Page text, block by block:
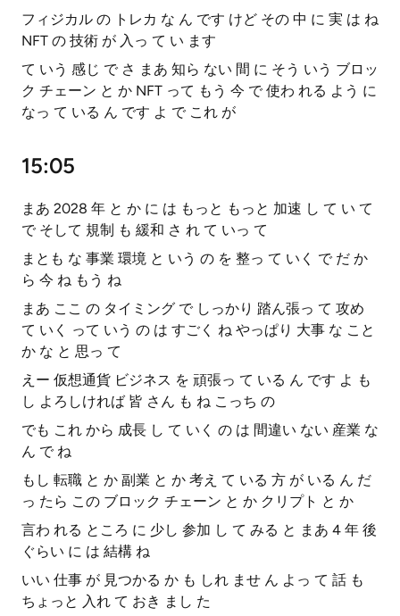
フィジカル の トレカ な ん です けど その 中 に 実 は ね
NFT の 技術 が 入っ て い ます
て いう 感じ で さ まあ 知ら ない 間 に そう いう ブロッ
ク チェーン と か NFT って もう 今 で 使わ れる よう に
なっ て いる ん です よ で これ が
15:05
まあ 2028 年 と か に は もっと もっと 加速 し て い て
で そして 規制 も 緩和 さ れ て いっ て
まとも な 事業 環境 と いう の を 整っ て いく で だ か
ら 今 ね もう ね
まあ ここ の タイミング で しっかり 踏ん張っ て 攻め
て いく って いう の は すごく ね やっぱり 大事 な こと
か な と 思っ て
えー 仮想通貨 ビジネス を 頑張っ て いる ん です よ も
し よろしければ 皆 さん も ね こっち の
でも これ から 成長 し て いく の は 間違い ない 産業 な
ん で ね
もし 転職 と か 副業 と か 考え て いる 方 が いる ん だ
っ たら この ブロック チェーン と か クリプト と か
言わ れる ところ に 少し 参加 し て みる と まあ 4 年 後
ぐらい に は 結構 ね
いい 仕事 が 見つかる か も しれ ませ ん よっ て 話 も
ちょっと 入れ て おき まし た